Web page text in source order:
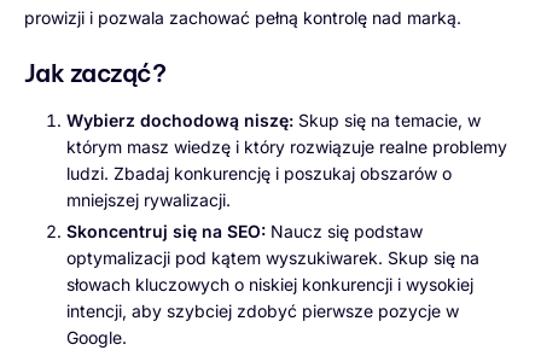
prowizji i pozwala zachować pełną kontrolę nad marką.
Jak zacząć?
Wybierz dochodową niszę: Skup się na temacie, w
którym masz wiedzę i który rozwiązuje realne problemy
ludzi. Zbadaj konkurencję i poszukaj obszarów o
mniejszej rywalizacji.
Skoncentruj się na SEO: Naucz się podstaw
optymalizacji pod kątem wyszukiwarek. Skup się na
słowach kluczowych o niskiej konkurencji i wysokiej
intencji, aby szybciej zdobyć pierwsze pozycje w
Google.